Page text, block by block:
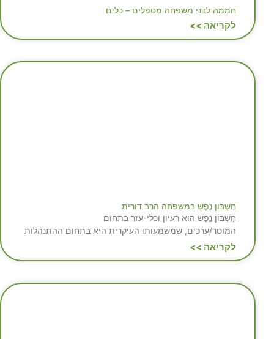
חממה לבני משפחה מטפלים – כלים
לקריאה >>
חֶשְׁבּוֹן נֶפֶשׁ במשפחה הרב דורית
חֶשְׁבּוֹן נֶפֶשׁ הוא רעיון וכלי-עזר בתחום
המוסר/ערכים, שמשמעותו העיקרית היא בתחום ההתנהלות
לקריאה >>